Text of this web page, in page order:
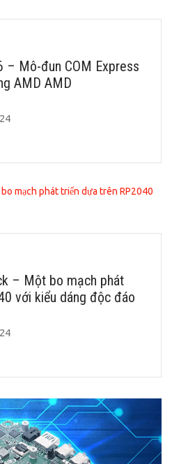
– Mô-đun COM Express
AMD AMD
– Một bo mạch phát
với kiểu dáng độc đáo